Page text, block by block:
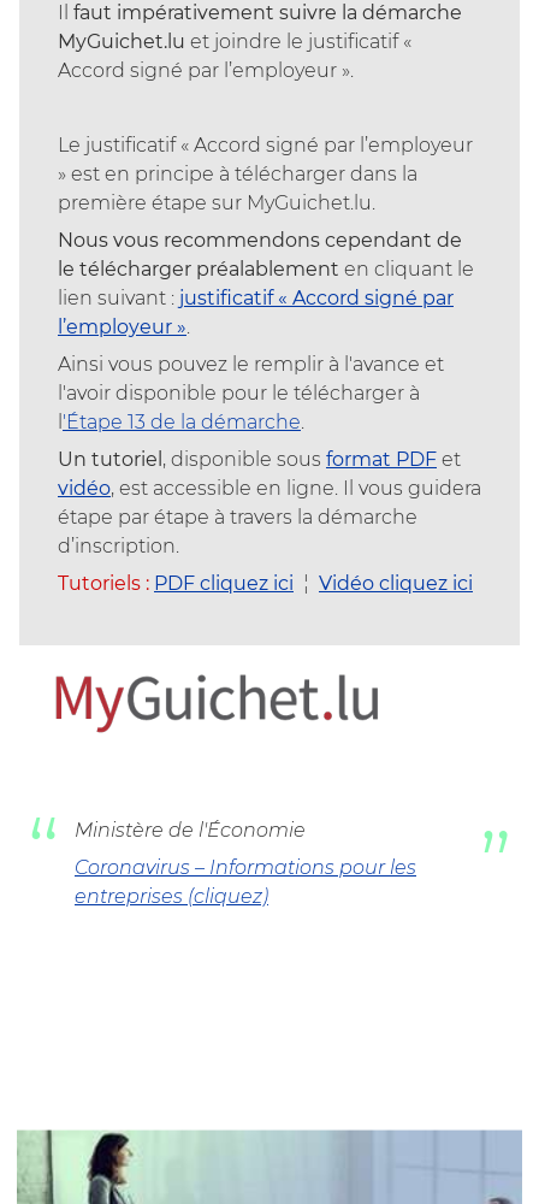
faut impérativement suivre la démarche
MyGuichet.lu et joindre le justificatif «
Accord signé par l’employeur ».
Le justificatif « Accord signé par l’employeur
» est en principe à télécharger dans la
première étape sur MyGuichet.lu.
Nous vous recommendons cependant de
le télécharger préalablement en cliquant le
lien suivant : justificatif « Accord signé par
l’employeur ».
Ainsi vous pouvez le remplir à l'avance et
l'avoir disponible pour le télécharger à
'Étape 13 de la démarche.
Un tutoriel , disponible sous format PDF et
vidéo, est accessible en ligne. Il vous guidera
étape par étape à travers la démarche
d’inscription.
Tutoriels : PDF cliquez ici ¦ Vidéo cliquez ici
Ministère de l'Économie
Coronavirus – Informations pour les
entreprises (cliquez)